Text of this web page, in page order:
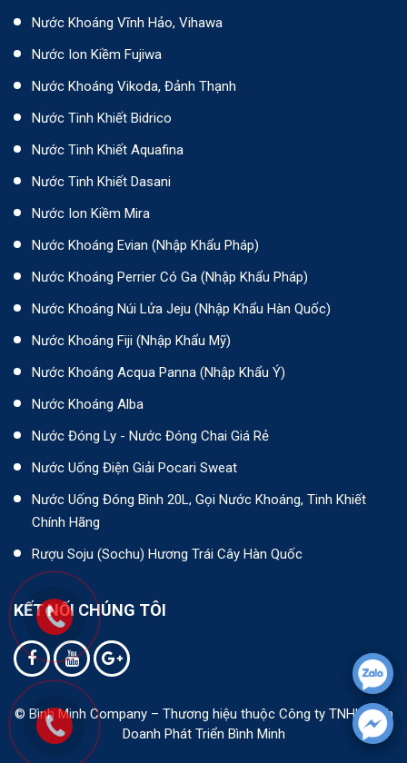
Nước Khoáng Vĩnh Hảo, Vihawa
Nước Ion Kiềm Fujiwa
Nước Khoáng Vikoda, Đảnh Thạnh
Nước Tinh Khiết Bidrico
Nước Tinh Khiết Aquafina
Nước Tinh Khiết Dasani
Nước Ion Kiềm Mira
Nước Khoáng Evian (Nhập Khẩu Pháp)
Nước Khoáng Perrier Có Ga (nhập Khẩu Pháp)
Nước Khoáng Núi Lửa Jeju (nhập Khẩu Hàn Quốc)
Nước Khoáng Fiji (Nhập Khẩu Mỹ)
Nước Khoáng Acqua Panna (nhập Khẩu Ý)
Nước Khoáng Alba
Nước Đóng Ly - Nước Đóng Chai Giá Rẻ
Nước Uống Điện Giải Pocari Sweat
Nước Uống Đóng Bình 20L, Gọi Nước Khoáng, Tinh Khiết
Chính Hãng
Rượu Soju (Sochu) Hương Trái Cây Hàn Quốc
KẾT NỐI CHÚNG TÔI
© Bình Minh Company – Thương hiệu thuộc Công ty TNHH Kinh
Doanh Phát Triển Bình Minh